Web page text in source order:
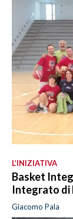
L’INIZIATIVA
Basket
Integrato di
Giacomo Pala